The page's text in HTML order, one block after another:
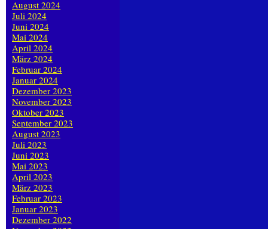
August 2024
Juli 2024
Juni 2024
Mai 2024
April 2024
März 2024
Februar 2024
Januar 2024
Dezember 2023
November 2023
Oktober 2023
September 2023
August 2023
Juli 2023
Juni 2023
Mai 2023
April 2023
März 2023
Februar 2023
Januar 2023
Dezember 2022